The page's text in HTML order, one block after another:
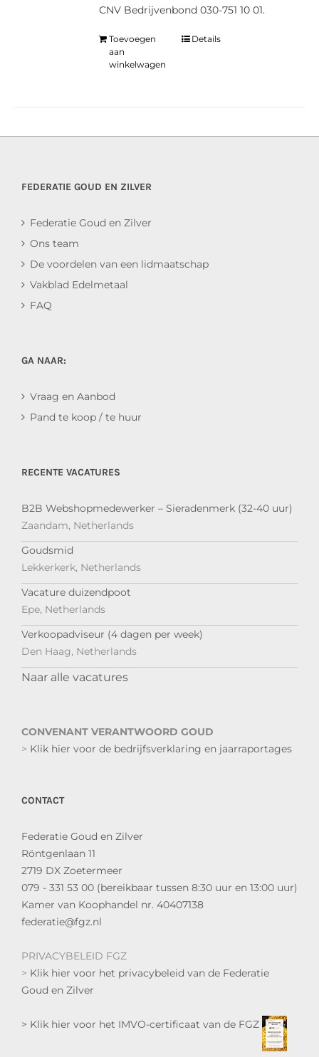
CNV Bedrijvenbond 030-751 10 01.
Toevoegen
aan
winkelwagen
Details
FEDERATIE GOUD EN ZILVER
Federatie Goud en Zilver
Ons team
De voordelen van een lidmaatschap
Vakblad Edelmetaal
FAQ
GA NAAR:
Vraag en Aanbod
Pand te koop / te huur
RECENTE VACATURES
B2B Webshopmedewerker – Sieradenmerk (32-40 uur)
Zaandam, Netherlands
Goudsmid
Lekkerkerk, Netherlands
Vacature duizendpoot
Epe, Netherlands
Verkoopadviseur (4 dagen per week)
Den Haag, Netherlands
Naar alle vacatures
CONVENANT VERANTWOORD GOUD
> Klik hier voor de bedrijfsverklaring en jaarraportages
CONTACT
Federatie Goud en Zilver
Röntgenlaan 11
2719 DX Zoetermeer
079 - 331 53 00 (bereikbaar tussen 8:30 uur en 13:00 uur)
Kamer van Koophandel nr. 40407138
federatie@fgz.nl
PRIVACYBELEID FGZ
> Klik hier voor het privacybeleid van de Federatie
Goud en Zilver
> Klik hier voor het IMVO-certificaat van de FGZ